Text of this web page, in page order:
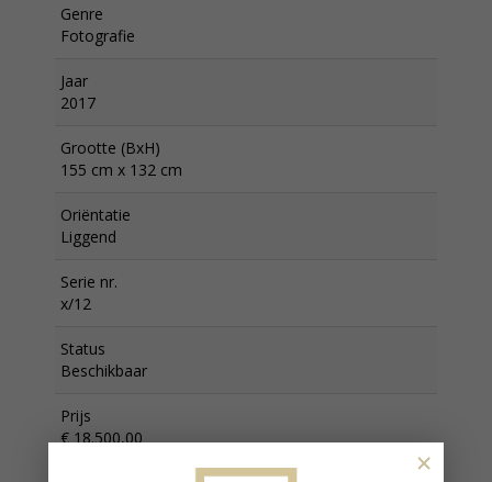
Genre
Fotografie
Jaar
2017
Grootte (BxH)
155 cm x 132 cm
Oriëntatie
Liggend
Serie nr.
x/12
Status
Beschikbaar
Prijs
€ 18.500,00
×